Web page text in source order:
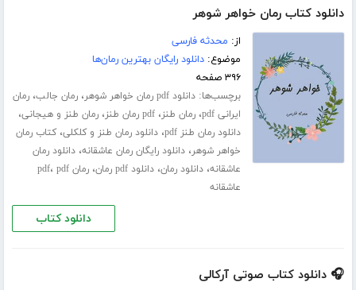
دانلود کتاب رمان خواهر شوهر
از: محدثه فارسی
موضوع:دانلود رایگان بهترین رمان‌ها
۳۹۶ صفحه
برچسب‌ها:دانلود pdf رمان خواهر شوهر ،رمان جالب،رمان
ایرانی pdf
،رمان طنز،pdf رمان طنز ،رمان طنز و هیجانی،
دانلود رمان طنز pdf ،دانلود رمان طنز و کلکلی،کتاب رمان
خواهر شوهر،دانلود رایگان رمان عاشقانه،دانلود رمان
عاشقانه،دانلود رمان،دانلود pdf رمان ،رمان pdf ، pdf
عاشقانه
دانلود کتاب
🎧 دانلود کتاب صوتی آرکالی